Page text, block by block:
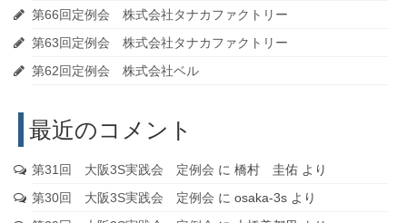
第66回定例会 株式会社タナカファクトリー
第63回定例会 株式会社タナカファクトリー
第62回定例会 株式会社ベル
最近のコメント
第31回 大阪3S実践会 定例会 に 橋村 圭佑 より
第30回 大阪3S実践会 定例会 に osaka-3s より